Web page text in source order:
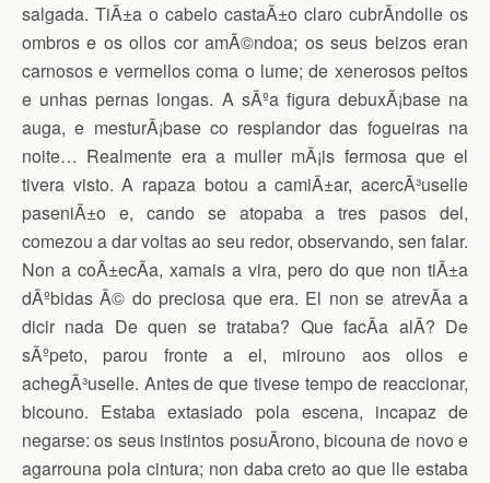
salgada. TiÃ±a o cabelo castaÃ±o claro cubrÃ­ndolle os
ombros e os ollos cor amÃ©ndoa; os seus beizos eran
carnosos e vermellos coma o lume; de xenerosos peitos
e unhas pernas longas. A sÃºa figura debuxÃ¡base na
auga, e mesturÃ¡base co resplandor das fogueiras na
noite… Realmente era a muller mÃ¡is fermosa que el
tivera visto. A rapaza botou a camiÃ±ar, acercÃ³uselle
paseniÃ±o e, cando se atopaba a tres pasos del,
comezou a dar voltas ao seu redor, observando, sen falar.
Non a coÃ±ecÃ­a, xamais a vira, pero do que non tiÃ±a
dÃºbidas Ã© do preciosa que era. El non se atrevÃ­a a
dicir nada De quen se trataba? Que facÃ­a alÃ­? De
sÃºpeto, parou fronte a el, mirouno aos ollos e
achegÃ³uselle. Antes de que tivese tempo de reaccionar,
bicouno. Estaba extasiado pola escena, incapaz de
negarse: os seus instintos posuÃ­rono, bicouna de novo e
agarrouna pola cintura; non daba creto ao que lle estaba